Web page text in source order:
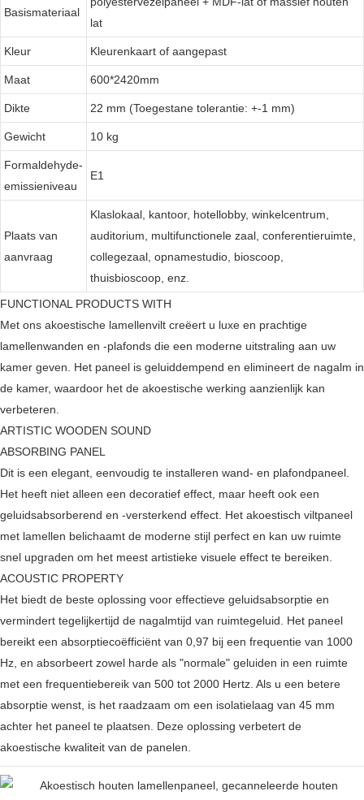
Basismateriaal
lat
Kleur Kleurenkaart of aangepast
Maat 600*2420mm
Dikte 22 mm (Toegestane tolerantie: +-1 mm)
Gewicht 10 kg
Formaldehyde-
emissieniveau
E1
Plaats van
aanvraag
Klaslokaal, kantoor, hotellobby, winkelcentrum,
auditorium, multifunctionele zaal, conferentieruimte,
collegezaal, opnamestudio, bioscoop,
thuisbioscoop, enz.
FUNCTIONAL PRODUCTS WITH
Met ons akoestische lamellenvilt creëert u luxe en prachtige
lamellenwanden en -plafonds die een moderne uitstraling aan uw
kamer geven. Het paneel is geluiddempend en elimineert de nagalm in
de kamer, waardoor het de akoestische werking aanzienlijk kan
verbeteren.
ARTISTIC WOODEN SOUND
ABSORBING PANEL
Dit is een elegant, eenvoudig te installeren wand- en plafondpaneel.
Het heeft niet alleen een decoratief effect, maar heeft ook een
geluidsabsorberend en -versterkend effect. Het akoestisch viltpaneel
met lamellen belichaamt de moderne stijl perfect en kan uw ruimte
snel upgraden om het meest artistieke visuele effect te bereiken.
ACOUSTIC PROPERTY
Het biedt de beste oplossing voor effectieve geluidsabsorptie en
vermindert tegelijkertijd de nagalmtijd van ruimtegeluid. Het paneel
bereikt een absorptiecoëfficiënt van 0,97 bij een frequentie van 1000
Hz, en absorbeert zowel harde als "normale" geluiden in een ruimte
met een frequentiebereik van 500 tot 2000 Hertz. Als u een betere
absorptie wenst, is het raadzaam om een ​​isolatielaag van 45 mm
achter het paneel te plaatsen. Deze oplossing verbetert de
akoestische kwaliteit van de panelen.